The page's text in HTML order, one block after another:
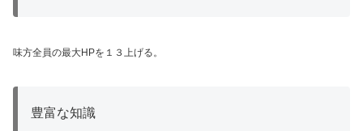
味方全員の最大HPを１３上げる。
豊富な知識